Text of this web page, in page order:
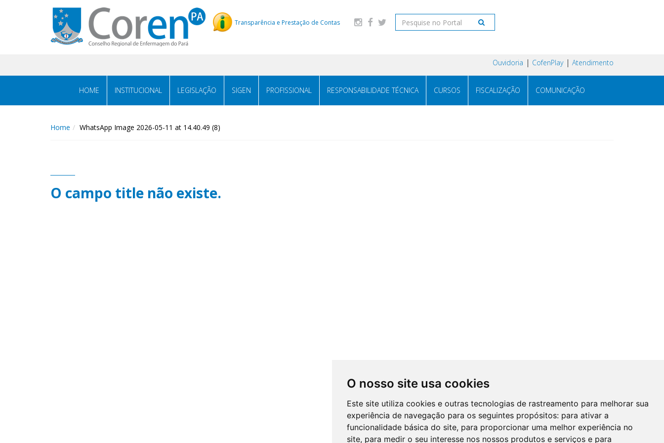
O nosso site usa cookies
Este site utiliza cookies e outras tecnologias de rastreamento para melhorar sua
experiência de navegação para os seguintes propósitos: para ativar a
funcionalidade básica do site, para proporcionar uma melhor experiência no
site, para medir o seu interesse nos nossos produtos e serviços e para
Transparência e Prestação de Contas
Ouvidoria CofenPlay Atendimento
HOME INSTITUCIONAL LEGISLAÇÃO SIGEN PROFISSIONAL RESPONSABILIDADE TÉCNICA CURSOS FISCALIZAÇÃO COMUNICAÇÃO
Home WhatsApp Image 2026-05-11 at 14.40.49 (8)
O campo title não existe.